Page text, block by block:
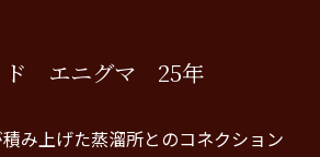
ド エニグマ 25年
み上げた蒸溜所とのコネクション